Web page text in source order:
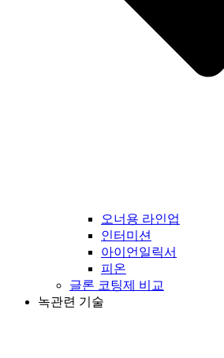
오너용 라인업
인터미션
아이언일릭서
피온
글론 코팅제 비교
녹관련 기술